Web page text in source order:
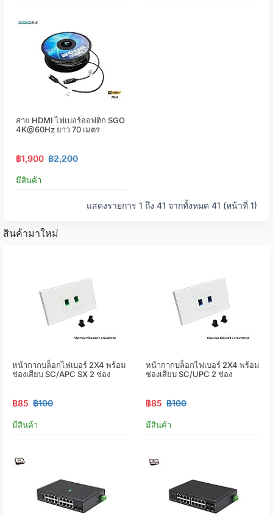
สาย HDMI ไฟเบอร์ออฟติก SGO
4K@60Hz ยาว 70 เมตร
฿1,900 ฿2,200
มีสินค้า
แสดงรายการ 1 ถึง 41 จากทั้งหมด 41 (หน้าที่ 1)
สินค้ามาใหม่
หน้ากากบล็อกไฟเบอร์ 2X4 พร้อม
ช่องเสียบ SC/APC SX 2 ช่อง
฿85 ฿100
มีสินค้า
หน้ากากบล็อกไฟเบอร์ 2X4 พร้อม
ช่องเสียบ SC/UPC 2 ช่อง
฿85 ฿100
มีสินค้า